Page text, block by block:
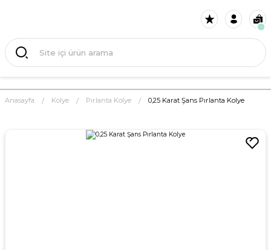
Anasayfa Kolye Pırlanta Kolye 0,25 Karat Şans Pırlanta Kolye